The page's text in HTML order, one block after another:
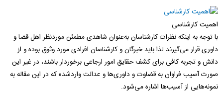
اهمیت کارشناسی
با توجه به اینکه نظرات کارشناسان به‌عنوان شاهدی مطمئن موردنظر اهل قضا و
داوری قرار می‌گیرند لذا باید خبرگان و کارشناسان افرادی مورد وثوق بوده و از
دانش و تجربه کافی برای کشف حقایق امور ارجاعی برخوردار باشند، در غیر این
صورت آسیب فراوان به قضاوت و داوری‌ها و عدالت واردشده که در این مقاله به
نمونه‌هایی از آسیب‌ها اشاره می‌شود.